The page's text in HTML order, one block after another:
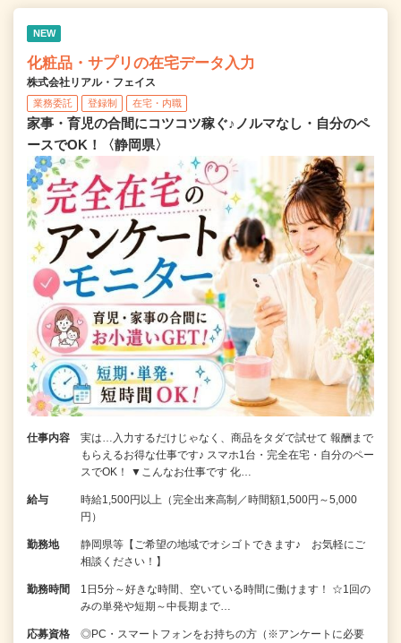
NEW
化粧品・サプリの在宅データ入力
株式会社リアル・フェイス
業務委託 登録制 在宅・内職
家事・育児の合間にコツコツ稼ぐ♪ノルマなし・自分のペ
ースでOK！〈静岡県〉
仕事内容
実は…入力するだけじゃなく、商品をタダで試せて 報酬まで
もらえるお得な仕事です♪ スマホ1台・完全在宅・自分のペー
スでOK！ ▼こんなお仕事です 化…
給与
時給1,500円以上（完全出来高制／時間額1,500円～5,000
円）
勤務地
静岡県等【ご希望の地域でオシゴトできます♪ お気軽にご
相談ください！】
勤務時間
1日5分～好きな時間、空いている時間に働けます！ ☆1回の
みの単発や短期～中長期まで…
応募資格
◎PC・スマートフォンをお持ちの方（※アンケートに必要